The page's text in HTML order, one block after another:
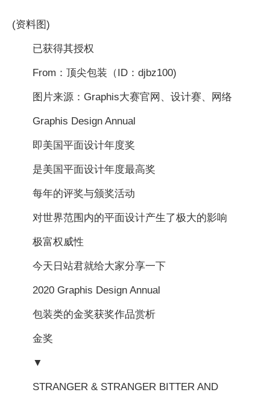
(资料图)
已获得其授权
From：顶尖包装（ID：djbz100)
图片来源：Graphis大赛官网、设计赛、网络
Graphis Design Annual
即美国平面设计年度奖
是美国平面设计年度最高奖
每年的评奖与颁奖活动
对世界范围内的平面设计产生了极大的影响
极富权威性
今天日站君就给大家分享一下
2020 Graphis Design Annual
包装类的金奖获奖作品赏析
金奖
▼
STRANGER & STRANGER BITTER AND